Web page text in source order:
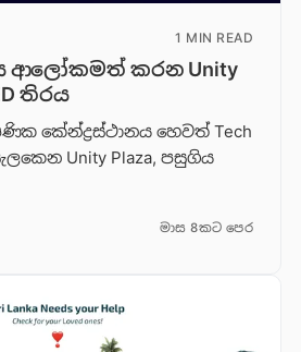
1 MIN READ
ආලෝකමත් කරන Unity
තිරය
කේන්ද්‍රස්ථානය හෙවත් Tech
Unity Plaza, පසුගිය
මාස 8කට පෙර